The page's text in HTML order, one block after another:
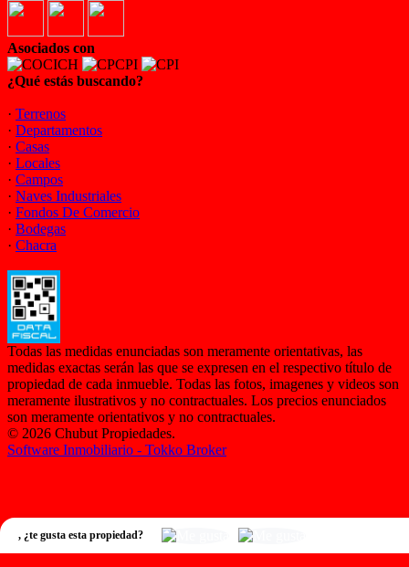
, ¿te gusta esta propiedad?
Asociados con
¿Qué estás buscando?
· Terrenos
· Departamentos
· Casas
· Locales
· Campos
· Naves Industriales
· Fondos De Comercio
· Bodegas
· Chacra
Todas las medidas enunciadas son meramente orientativas, las
medidas exactas serán las que se expresen en el respectivo título de
propiedad de cada inmueble. Todas las fotos, imagenes y videos son
meramente ilustrativos y no contractuales. Los precios enunciados
son meramente orientativos y no contractuales.
© 2026 Chubut Propiedades.
Software Inmobiliario - Tokko Broker